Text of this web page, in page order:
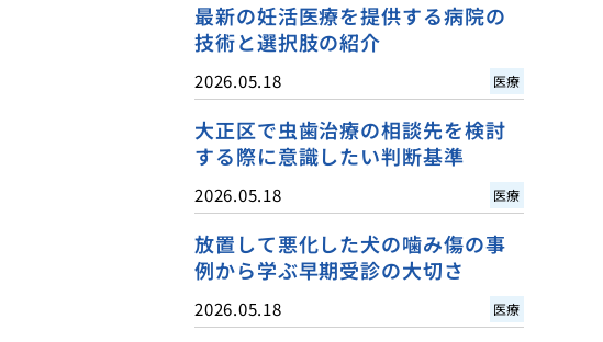
最新の妊活医療を提供する病院の
技術と選択肢の紹介
2026.05.18 医療
大正区で虫歯治療の相談先を検討
する際に意識したい判断基準
2026.05.18 医療
放置して悪化した犬の噛み傷の事
例から学ぶ早期受診の大切さ
2026.05.18 医療